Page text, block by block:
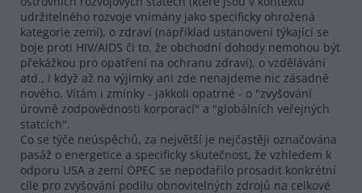
udržitelného rozvoje vnímány jako specificky ohrožená
kategorie zemí), o zdraví (například ustanovení týkající se
boje proti HIV/AIDS či to, že obchodní dohody nemohou být
překážkou pro opatření na ochranu zdraví), o vzdělávání
atd., i když až na výjimky ani zde nenajdeme nic zásadně
nového. Vítám i zmínky - jakkoli opatrné - o "zvyšování
úrovně zodpovědnosti korporací" a "globálních veřejných
statcích".
Co se týče neúspěchů, za největší je nejčastěji označována
pasáž o energetice a specificky skutečnost, že vzhledem k
odporu USA a zemí OPEC se nepodařilo prosadit konkrétní
cíle pro zvyšování podílu obnovitelných zdrojů na celkové